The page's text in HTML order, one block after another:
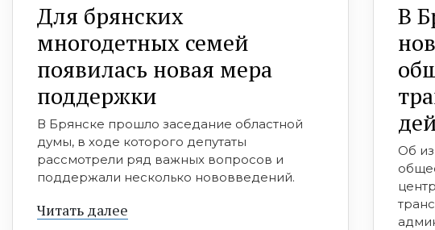
Для брянских
многодетных семей
появилась новая мера
поддержки
В Брянске прошло заседание областной
думы, в ходе которого депутаты
рассмотрели ряд важных вопросов и
поддержали несколько нововведений.
Читать далее
В
Об